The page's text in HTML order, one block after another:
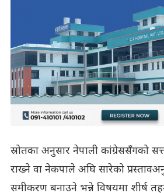
स्रोतका अनुसार नेपाली कांग्रेससँगको
राख्ने वा नेकपाले अघि सारेको
समीकरण बनाउने भन्ने विषयमा शीर्ष